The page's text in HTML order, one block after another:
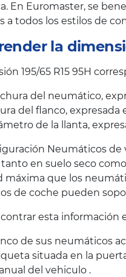
En Euromaster, se
a todos los estilos de
la
195/65 R15 95H
del neumático,
del flanco,
de la llanta,
Neumáticos de
en suelo seco
máxima que los
de coche pueden
esta información
de sus neumáticos
situada en la
del vehiculo .